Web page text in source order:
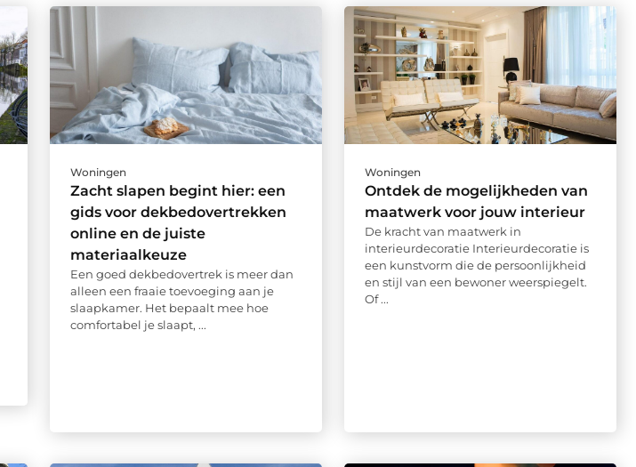
Woningen
Zacht slapen begint hier: een
gids voor dekbedovertrekken
online en de juiste
materiaalkeuze
Een goed dekbedovertrek is meer dan
alleen een fraaie toevoeging aan je
slaapkamer. Het bepaalt mee hoe
comfortabel je slaapt, ...
Woningen
Ontdek de mogelijkheden van
maatwerk voor jouw interieur
De kracht van maatwerk in
interieurdecoratie Interieurdecoratie is
een kunstvorm die de persoonlijkheid
en stijl van een bewoner weerspiegelt.
Of ...